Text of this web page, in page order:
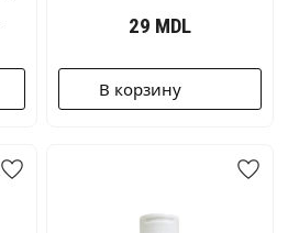
29 MDL
В корзину